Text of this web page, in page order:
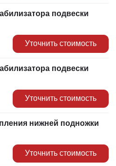
подвески
Уточнить стоимость
подвески
Уточнить стоимость
нижней подножки
Уточнить стоимость